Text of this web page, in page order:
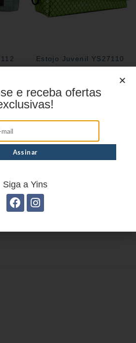
Estojo Juvenil YS27110
Estojo Juvenil YS27108
e receba ofertas
Siga a Yins